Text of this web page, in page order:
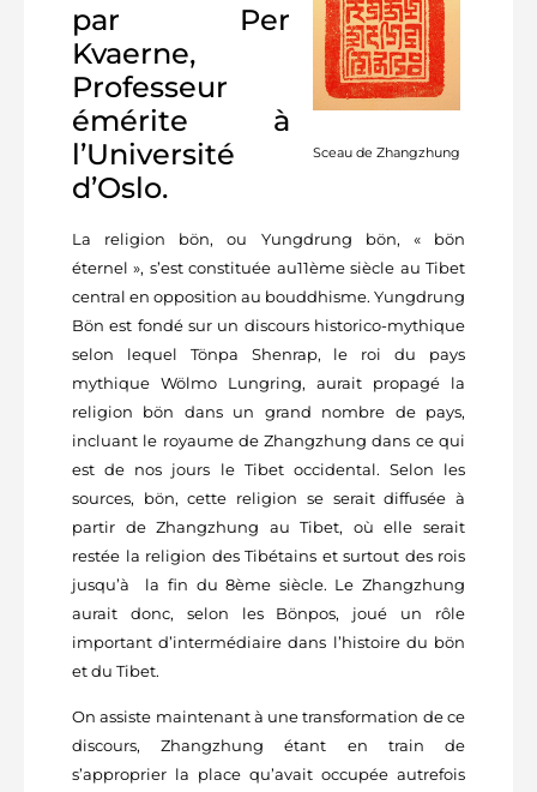
Sceau de Zhangzhung
par Per
Kvaerne,
Professeur
émérite à
l’Université
d’Oslo.
La religion bön, ou Yungdrung bön, « bön
éternel », s’est constituée au11ème siècle au Tibet
central en opposition au bouddhisme. Yungdrung
Bön est fondé sur un discours historico-mythique
selon lequel Tönpa Shenrap, le roi du pays
mythique Wölmo Lungring, aurait propagé la
religion bön dans un grand nombre de pays,
incluant le royaume de Zhangzhung dans ce qui
est de nos jours le Tibet occidental. Selon les
sources, bön, cette religion se serait diffusée à
partir de Zhangzhung au Tibet, où elle serait
restée la religion des Tibétains et surtout des rois
jusqu’à la fin du 8ème siècle. Le Zhangzhung
aurait donc, selon les Bönpos, joué un rôle
important d’intermédiaire dans l’histoire du bön
et du Tibet.
On assiste maintenant à une transformation de ce
discours, Zhangzhung étant en train de
s’approprier la place qu’avait occupée autrefois